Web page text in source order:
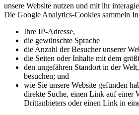
unsere Website nutzen und mit ihr
Die Google Analytics-Cookies sammeln
Ihre IP-Adresse,
die gewünschte Sprache
die Anzahl der Besucher unserer
die Seiten oder Inhalte mit dem
den ungefähren Standort in der
besuchen; und
wie Sie unsere Website gefunden
direkte Suche, einen Link auf einer
Drittanbieters oder einen Link in